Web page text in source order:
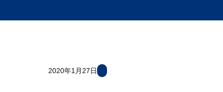
2020年1月27日